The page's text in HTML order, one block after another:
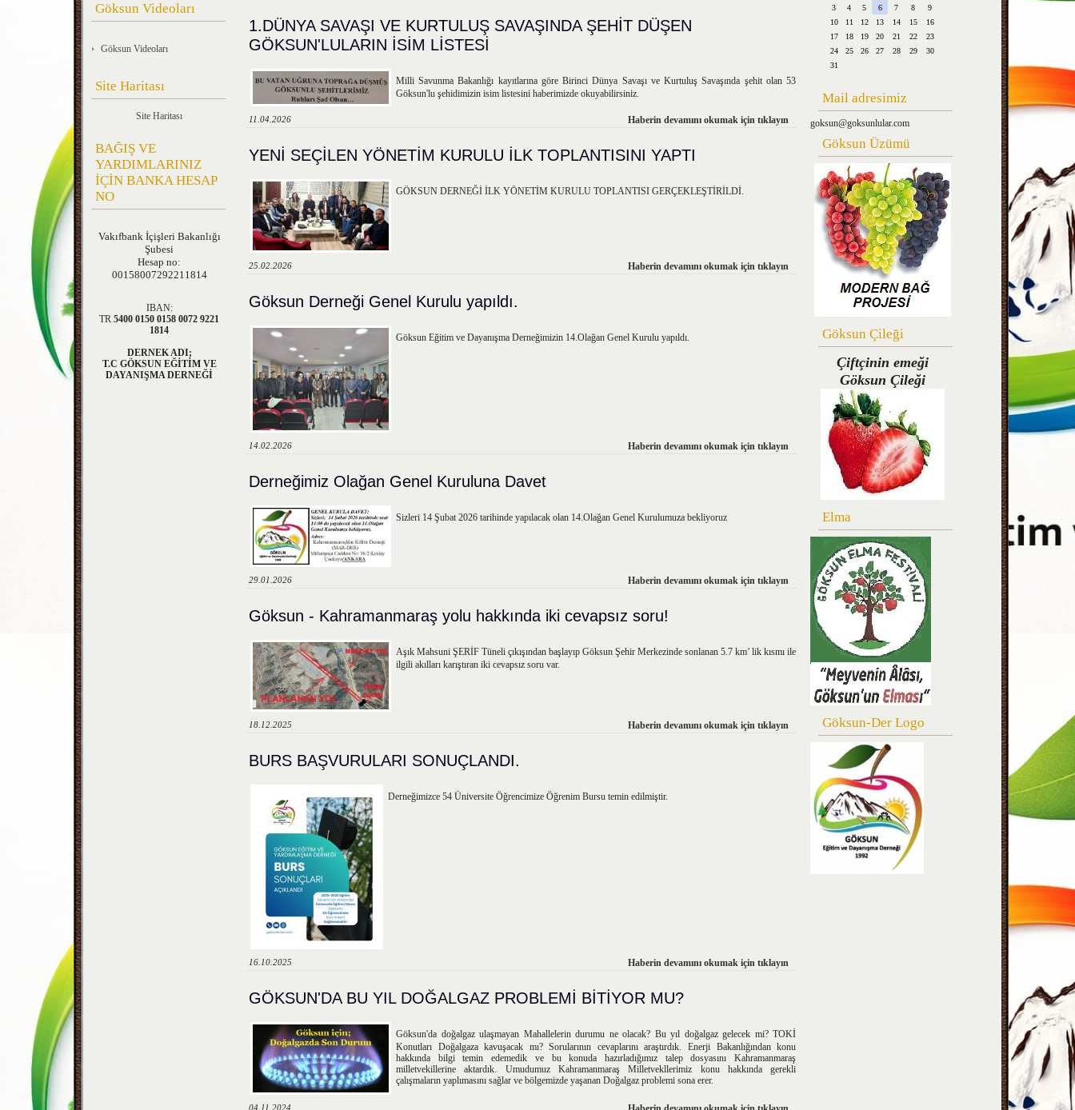
Göksun Videoları
Göksun Videoları
Site Haritası
Site Haritası
BAĞIŞ VE
YARDIMLARINIZ
İÇİN BANKA HESAP
NO
Vakıfbank İçişleri Bakanlığı
Şubesi
Hesap no:
00158007292211814
IBAN:
TR 5400 0150 0158 0072 9221
1814
DERNEK ADI;
T.C GÖKSUN EĞİTİM VE
DAYANIŞMA DERNEĞİ
1.DÜNYA SAVAŞI VE KURTULUŞ SAVAŞINDA ŞEHİT DÜŞEN
GÖKSUN'LULARIN İSİM LİSTESİ
Milli Savunma Bakanlığı kayıtlarına göre Birinci Dünya Savaşı ve Kurtuluş Savaşında şehit olan 53
Göksun'lu şehidimizin isim listesini haberimizde okuyabilirsiniz.
11.04.2026 Haberin devamını okumak için tıklayın
YENİ SEÇİLEN YÖNETİM KURULU İLK TOPLANTISINI YAPTI
GÖKSUN DERNEĞİ İLK YÖNETİM KURULU TOPLANTISI GERÇEKLEŞTİRİLDİ.
25.02.2026 Haberin devamını okumak için tıklayın
Göksun Derneği Genel Kurulu yapıldı.
Göksun Eğitim ve Dayanışma Derneğimizin 14.Olağan Genel Kurulu yapıldı.
14.02.2026 Haberin devamını okumak için tıklayın
Derneğimiz Olağan Genel Kuruluna Davet
Sizleri 14 Şubat 2026 tarihinde yapılacak olan 14.Olağan Genel Kurulumuza bekliyoruz
29.01.2026 Haberin devamını okumak için tıklayın
Göksun - Kahramanmaraş yolu hakkında iki cevapsız soru!
Aşık Mahsuni ŞERİF Tüneli çıkışından başlayıp Göksun Şehir Merkezinde sonlanan 5.7 km’ lik kısmı ile
ilgili akılları karıştıran iki cevapsız soru var.
18.12.2025 Haberin devamını okumak için tıklayın
BURS BAŞVURULARI SONUÇLANDI.
Derneğimizce 54 Üniversite Öğrencimize Öğrenim Bursu temin edilmiştir.
16.10.2025 Haberin devamını okumak için tıklayın
GÖKSUN'DA BU YIL DOĞALGAZ PROBLEMİ BİTİYOR MU?
Göksun'da doğalgaz ulaşmayan Mahallelerin durumu ne olacak? Bu yıl doğalgaz gelecek mi? TOKİ
Konutları Doğalgaza kavuşacak mı? Sorularının cevaplarını araştırdık. Enerji Bakanlığından konu
hakkında bilgi temin edemedik ve bu konuda hazırladığımız talep dosyasını Kahramanmaraş
milletvekillerine aktardık. Umudumuz Kahramanmaraş Milletvekllerimiz konu hakkında gerekli
çalışmaların yaplımasını sağlar ve bölgemizde yaşanan Doğalgaz problemi sona erer.
04.11.2024
3
4 5 6 7 8
9
10
11 12 13 14 15
16
17
18 19 20 21 22
23
24
25 26 27 28 29
30
31
Mail adresimiz
goksun@goksunlular.com
Göksun Üzümü
Göksun Çileği
Çiftçinin emeği
Göksun Çileği
Elma
Göksun-Der Logo